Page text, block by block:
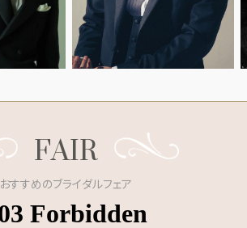
FAIR
おすすめのブライダルフェア